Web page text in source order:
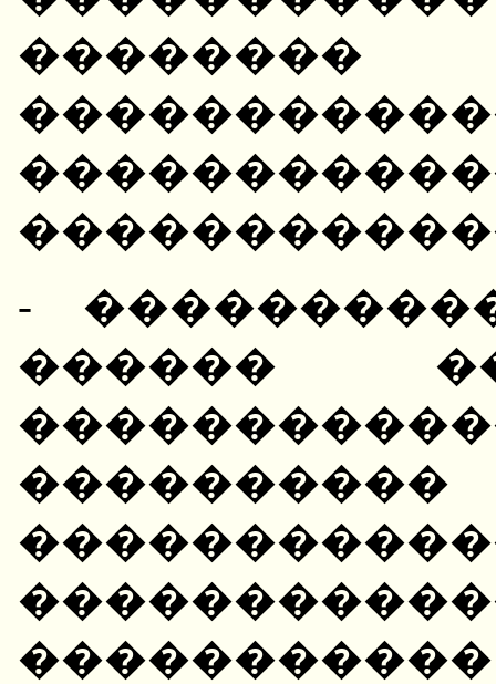
��������
-
������
����������